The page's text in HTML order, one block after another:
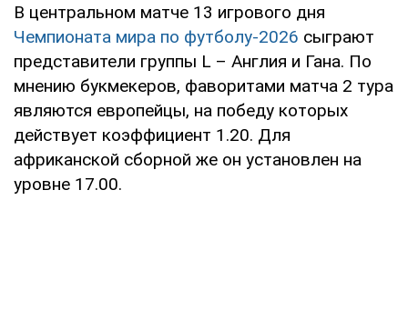
В центральном матче 13 игрового дня
Чемпионата мира по футболу-2026 сыграют
представители группы L – Англия и Гана. По
мнению букмекеров, фаворитами матча 2 тура
являются европейцы, на победу которых
действует коэффициент 1.20. Для
африканской сборной же он установлен на
уровне 17.00.